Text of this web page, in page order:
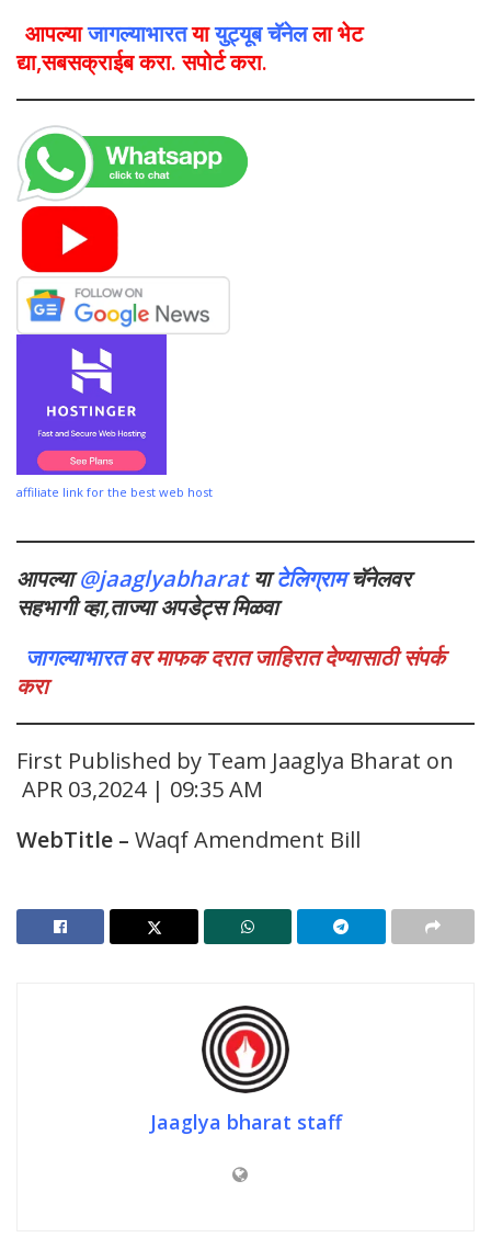
आपल्याजागल्याभारतयायुट्यूब चॅनेलला भेट
द्या,सबसक्राईब करा. सपोर्ट करा.
affiliate link for the best web host
आपल्या@jaaglyabharatयाटेलिग्रामचॅनेलवर
सहभागी व्हा,ताज्या अपडेट्स मिळवा
जागल्याभारतवर माफक दरात जाहिरात देण्यासाठी संपर्क
करा
First Published by Team Jaaglya Bharat on
APR 03,2024 | 09:35 AM
WebTitle – Waqf Amendment Bill
Jaaglya bharat staff